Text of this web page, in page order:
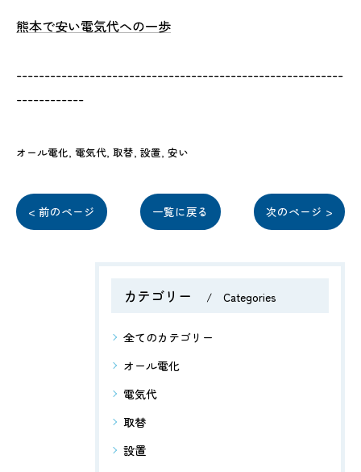
熊本で安い電気代への一歩
----------------------------------------------------------
------------
オール電化 電気代 取替 設置 安い
< 前のページ 一覧に戻る 次のページ >
カテゴリー Categories
全てのカテゴリー
オール電化
電気代
取替
設置